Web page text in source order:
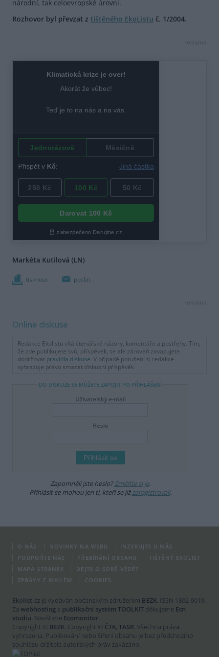
národní, tak celoevropské úrovni.
Rozhovor byl převzat z tištěného EkoListu č. 1/2004.
reklama
Markéta Kutilová (LN)
tisknout poslat
reklama
Online diskuse
Redakce Ekolistu vítá čtenářské názory, komentáře a postřehy. Tím,
že zde publikujete svůj příspěvek, se ale zároveň zavazujete
dodržovat pravidla diskuse. V případě porušení si redakce
vyhrazuje právo smazat diskusní příspěvěk
DO DISKUZE SE MŮŽETE ZAPOJIT PO PŘIHLÁŠENÍ
Uživatelský e-mail
Heslo
Zapomněli jste heslo?Změňte si je.
Přihlásit se mohou jen ti, kteří se jižzaregistrovali.
O NÁS NOVINKY NA WEBU
INZERUJTE U NÁS
PODPOŘTE NÁS
PŘEBÍRÁNÍ OBSAHU
TIŠTĚNÝ EKOLIST
MAPA STRÁNEK
DEJTE O SOBĚ VĚDĚT
ZPRÁVY E-MAILEM
COOKIES
Ekolist.cz je vydáván občanským sdružením BEZK. ISSN 1802-9019.
Za webhosting a publikační systém TOOLKIT děkujeme Ecn
studiu. Navštivte Ecomonitor.
Copyright © BEZK. Copyright © ČTK, TASR. Všechna práva
vyhrazena. Publikování nebo šíření obsahu je bez předchozího
souhlasu držitele autorských práv zakázáno.